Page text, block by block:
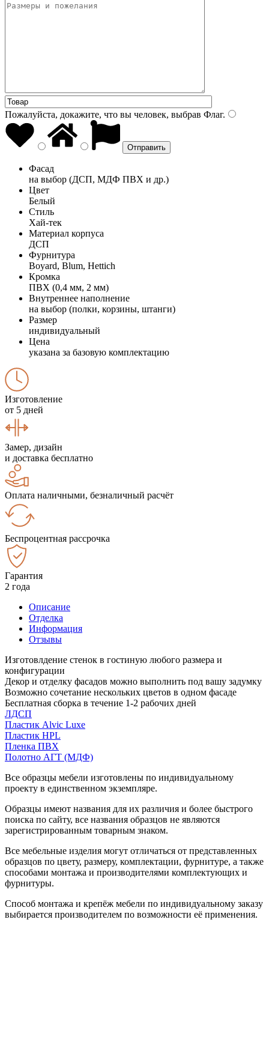
Пожалуйста, докажите, что вы человек, выбрав Флаг.
Фасад
на выбор (ДСП, МДФ ПВХ и др.)
Цвет
Белый
Стиль
Хай-тек
Материал корпуса
ДСП
Фурнитура
Boyard, Blum, Hettich
Кромка
ПВХ (0,4 мм, 2 мм)
Внутреннее наполнение
на выбор (полки, корзины, штанги)
Размер
индивидуальный
Цена
указана за базовую комплектацию
Изготовление
от 5 дней
Замер, дизайн
и доставка бесплатно
Оплата наличными, безналичный расчёт
Беспроцентная рассрочка
Гарантия
2 года
Описание
Отделка
Информация
Отзывы
Изготовлдение стенок в гостиную любого размера и
конфигурации
Декор и отделку фасадов можно выполнить под вашу задумку
Возможно сочетание нескольких цветов в одном фасаде
Бесплатная сборка в течение 1-2 рабочих дней
ЛДСП
Пластик Alvic Luxe
Пластик HPL
Пленка ПВХ
Полотно АГТ (МДФ)
Все образцы мебели изготовлены по индивидуальному
проекту в единственном экземпляре.
Образцы имеют названия для их различия и более быстрого
поиска по сайту, все названия образцов не являются
зарегистрированным товарным знаком.
Все мебельные изделия могут отличаться от представленных
образцов по цвету, размеру, комплектации, фурнитуре, а также
способами монтажа и производителями комплектующих и
фурнитуры.
Способ монтажа и крепёж мебели по индивидуальному заказу
выбирается производителем по возможности её применения.